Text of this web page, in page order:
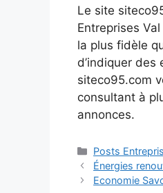
Le site
Entreprises
la plus fidèle
d’indiquer des
siteco95.com
consultant à
annonces.
Catégories
Posts
Navigation
des
Énergies
Economie